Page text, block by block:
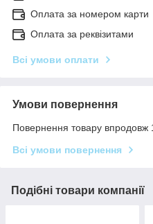
Оплата за номером карти
Оплата за реквізитами
Всі умови оплати
Умови повернення
Повернення товару впродовж
Всі умови повернення
Подібні товари компанії